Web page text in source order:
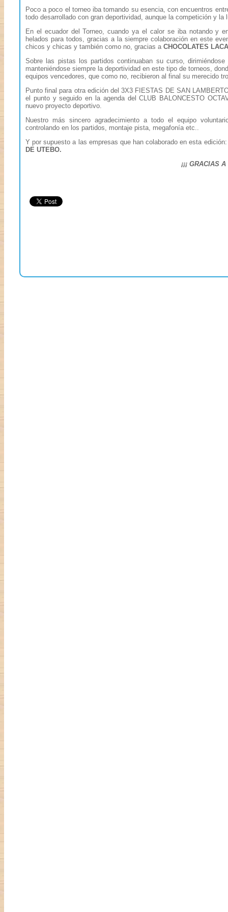
Poco a poco el torneo iba tomando su esencia, con encuentros
todo desarrollado con gran deportividad, aunque la competición y
En el ecuador del Torneo, cuando ya el calor se iba notando y
helados para todos, gracias a la siempre colaboración en este
chicos y chicas y también como no, gracias a CHOCOLATES
Sobre las pistas los partidos continuaban su curso,
manteniéndose siempre la deportividad en este tipo de torneos,
equipos vencedores, que como no, recibieron al final su merecido
Punto final para otra edición del 3X3 FIESTAS DE SAN
el punto y seguido en la agenda del CLUB BALONCESTO
nuevo proyecto deportivo.
Nuestro más sincero agradecimiento a todo el equipo
controlando en los partidos, montaje pista, megafonía etc..
Y por supuesto a las empresas que han colaborado en esta
DE UTEBO.
¡¡¡ GRACIAS A